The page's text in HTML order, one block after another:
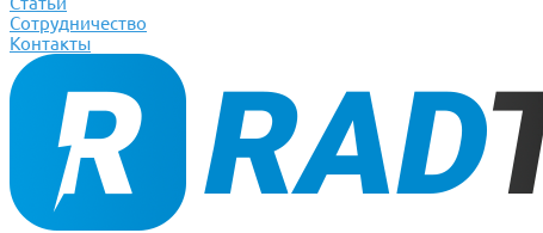
Сотрудничество
Контакты